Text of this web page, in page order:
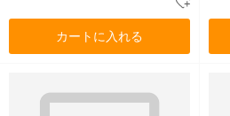
カートに入れる